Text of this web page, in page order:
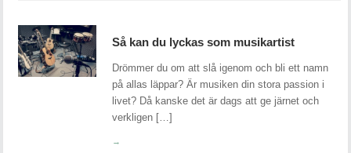
Så kan du lyckas som musikartist
Drömmer du om att slå igenom och bli ett namn
på allas läppar? Är musiken din stora passion i
livet? Då kanske det är dags att ge järnet och
verkligen […]
→